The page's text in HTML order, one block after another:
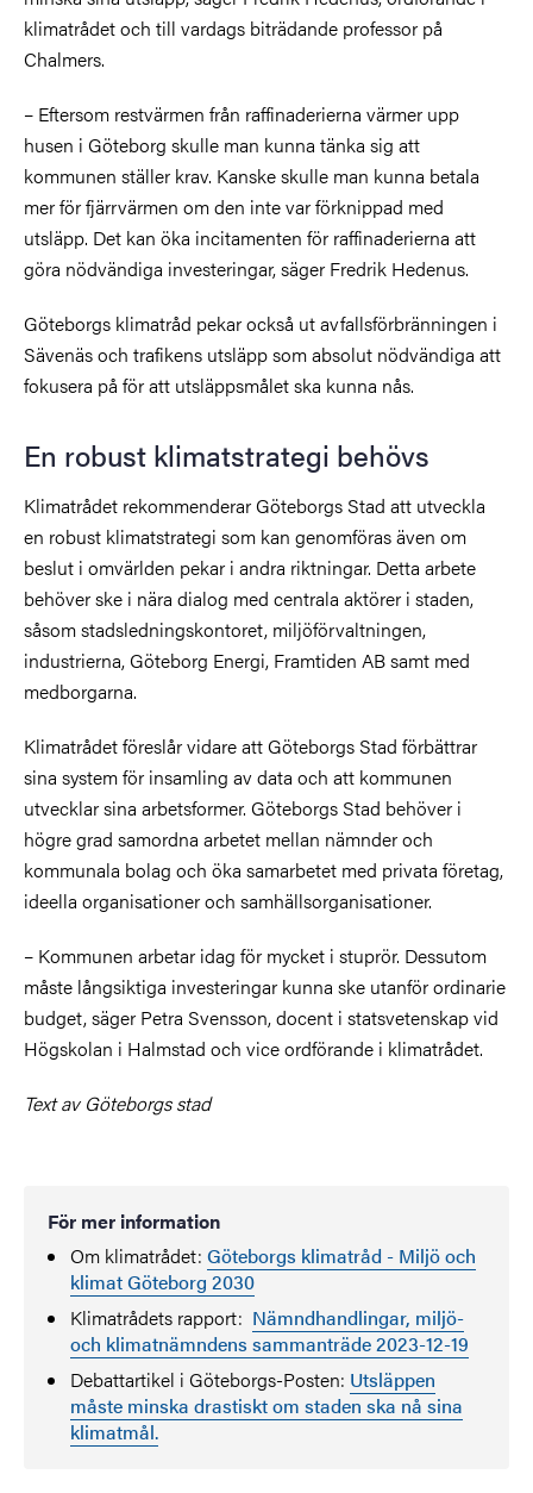
klimatrådet och till vardags biträdande professor på
Chalmers.
– Eftersom restvärmen från raffinaderierna värmer upp
husen i Göteborg skulle man kunna tänka sig att
kommunen ställer krav. Kanske skulle man kunna betala
mer för fjärrvärmen om den inte var förknippad med
utsläpp. Det kan öka incitamenten för raffinaderierna att
göra nödvändiga investeringar, säger Fredrik Hedenus.
Göteborgs klimatråd pekar också ut avfallsförbränningen i
Sävenäs och trafikens utsläpp som absolut nödvändiga att
fokusera på för att utsläppsmålet ska kunna nås.
En robust klimatstrategi behövs
Klimatrådet rekommenderar Göteborgs Stad att utveckla
en robust klimatstrategi som kan genomföras även om
beslut i omvärlden pekar i andra riktningar. Detta arbete
behöver ske i nära dialog med centrala aktörer i staden,
såsom stadsledningskontoret, miljöförvaltningen,
industrierna, Göteborg Energi, Framtiden AB samt med
medborgarna.
Klimatrådet föreslår vidare att Göteborgs Stad förbättrar
sina system för insamling av data och att kommunen
utvecklar sina arbetsformer. Göteborgs Stad behöver i
högre grad samordna arbetet mellan nämnder och
kommunala bolag och öka samarbetet med privata företag,
ideella organisationer och samhällsorganisationer.
– Kommunen arbetar idag för mycket i stuprör. Dessutom
måste långsiktiga investeringar kunna ske utanför ordinarie
budget, säger Petra Svensson, docent i statsvetenskap vid
Högskolan i Halmstad och vice ordförande i klimatrådet.
Text av Göteborgs stad
För mer information
Om klimatrådet: Göteborgs klimatråd - Miljö och
klimat Göteborg 2030
Klimatrådets rapport: Nämndhandlingar, miljö-
och klimatnämndens sammanträde 2023-12-19
Debattartikel i Göteborgs-Posten: Utsläppen
måste minska drastiskt om staden ska nå sina
klimatmål.